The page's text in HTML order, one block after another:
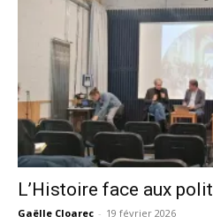
L’Histoire face aux
Gaëlle Cloarec - 19 février 2026